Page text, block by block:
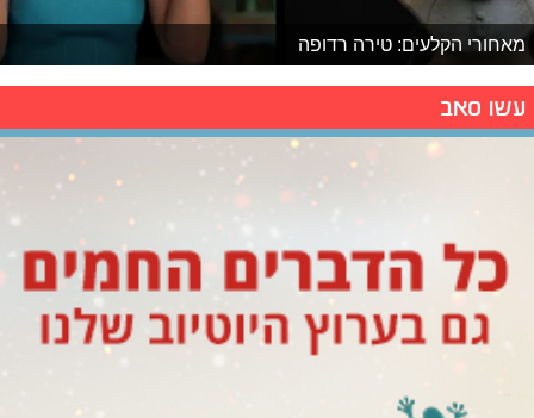
מאחורי הקלעים: טירה רדופה
עשו סאב